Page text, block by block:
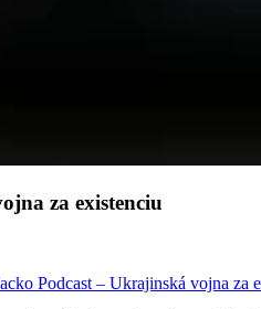
za existenciu
Podcast – Ukrajinská vojna za